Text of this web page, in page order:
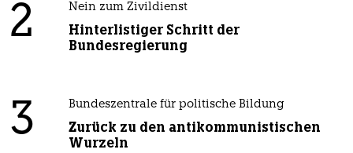
2 Nein zum Zivildienst
Hinterlistiger Schritt der
Bundesregierung
3 Bundeszentrale für politische Bildung
Zurück zu den antikommunistischen
Wurzeln